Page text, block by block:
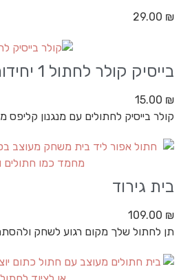
29.00 ₪
בייסיק קולר לחתול 1 יחידות
15.00 ₪
קולר בייסיק לחתולים עם מנגנון
בית גירוד
109.00 ₪
תן לחתול שלך מקום רגוע לשחק